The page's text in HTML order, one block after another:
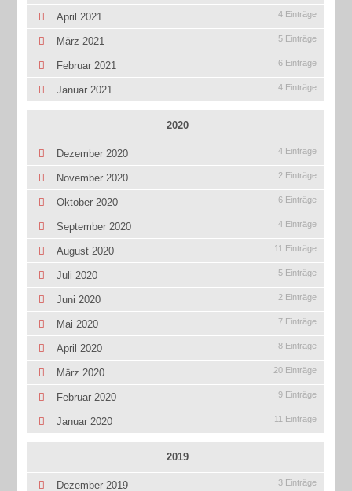
April 2021 4 Einträge
März 2021 5 Einträge
Februar 2021 6 Einträge
Januar 2021 4 Einträge
2020
Dezember 2020 4 Einträge
November 2020 2 Einträge
Oktober 2020 6 Einträge
September 2020 4 Einträge
August 2020 11 Einträge
Juli 2020 5 Einträge
Juni 2020 2 Einträge
Mai 2020 7 Einträge
April 2020 8 Einträge
März 2020 20 Einträge
Februar 2020 9 Einträge
Januar 2020 11 Einträge
2019
Dezember 2019 3 Einträge